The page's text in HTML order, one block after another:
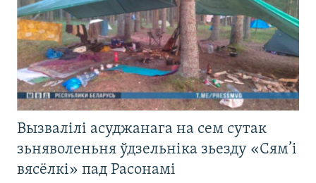
Вызвалілі асуджанага на сем сутак
зьняволеньня ўдзельніка зьезду «Сям’і
вясёлкі» пад Расонамі